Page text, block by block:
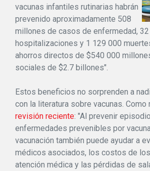
vacunas infantiles rutinarias habrán
prevenido aproximadamente 508
millones de casos de enfermedad,
hospitalizaciones y 1 129 000
ahorros directos de $540 000
sociales de $2.7 billones".
Estos beneficios no sorprenden a
con la literatura sobre vacunas. Como
revisión reciente: "Al prevenir
enfermedades prevenibles por
vacunación también puede ayudar a
médicos asociados, los costos de
atención médica y las pérdidas de